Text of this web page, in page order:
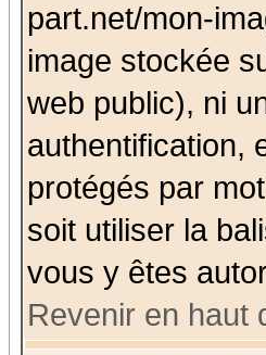
part.net/mon-
image stockée
web public), ni
authentification,
protégés par
soit utiliser la
vous y êtes
Revenir en haut